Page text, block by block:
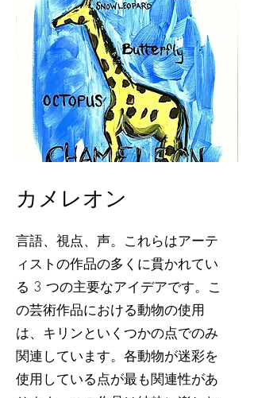
カメレオン
言語、視点、声。これらはアーテ
ィストの作品の多くに貫かれてい
る 3 つの主要なアイデアです。こ
の芸術作品における動物の使用
は、キリンといくつかの点でのみ
関連しています。各動物が迷彩を
使用している点が最も関連性があ